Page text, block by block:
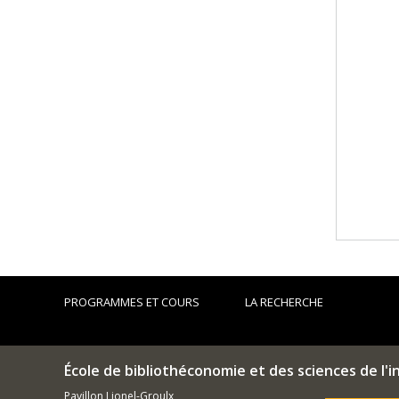
PROGRAMMES ET COURS LA RECHERCHE
École de bibliothéconomie et des sciences de
Pavillon Lionel-Groulx